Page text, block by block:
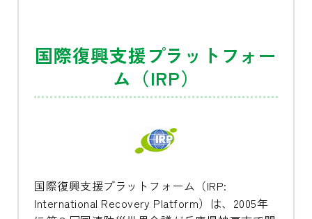
国際復興支援プラットフォー
ム（IRP）
国際復興支援プラットフォーム（IRP:
International Recovery Platform）は、2005年